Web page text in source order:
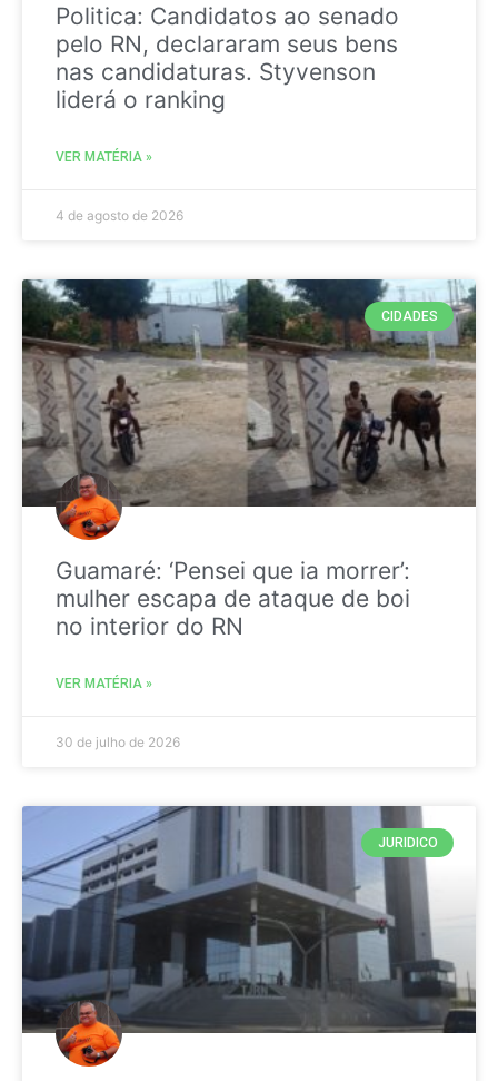
Politica: Candidatos ao senado
pelo RN, declararam seus bens
nas candidaturas. Styvenson
liderá o ranking
VER MATÉRIA »
4 de agosto de 2026
CIDADES
Guamaré: ‘Pensei que ia morrer’:
mulher escapa de ataque de boi
no interior do RN
VER MATÉRIA »
30 de julho de 2026
JURIDICO